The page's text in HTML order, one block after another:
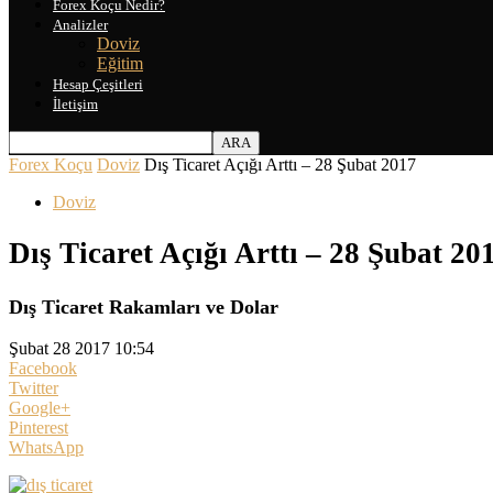
Forex Koçu Nedir?
Analizler
Doviz
Eğitim
Hesap Çeşitleri
İletişim
Forex Koçu Doviz Dış Ticaret Açığı Arttı – 28 Şubat 2017
Doviz
Dış Ticaret Açığı Arttı – 28 Şubat
Dış Ticaret Rakamları ve Dolar
Şubat 28 2017 10:54
Facebook
Twitter
Google+
Pinterest
WhatsApp